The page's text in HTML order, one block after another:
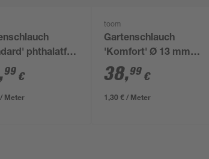
phthalatfrei
mm (3/4") 25 m
,99 €
Meter
toom
Gartenschlauch
'Komfort' Ø 13 mm
(1/2") 30 m
38,99 €
1,30 € / Meter